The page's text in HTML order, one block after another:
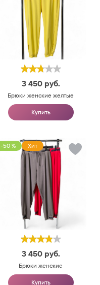
3 450 руб.
Брюки женские желтые
Купить
-50 % Хит
3 450 руб.
Брюки женские
Купить